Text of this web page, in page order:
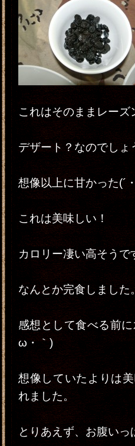
これはそのままレーズ
デザート？なのでし
想像以上に甘かった(´
これは美味しい！
カロリー凄い高そうで
なんとか完食しました
感想として食べる前
ω・｀)
想像していたよりは
れました。
とりあえず、お腹いっ